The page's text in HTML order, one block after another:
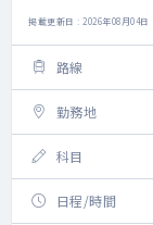
掲載更新日 : 2026年08月04
路線
勤務地
科目
日程/時間